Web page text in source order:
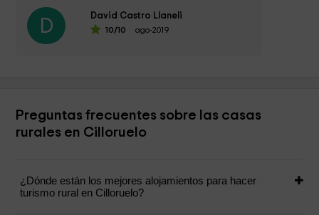
D David Castro Llaneli
10/10 ago-2019
Preguntas frecuentes sobre las casas
rurales en Cilloruelo
¿Dónde están los mejores alojamientos para hacer
turismo rural en Cilloruelo?